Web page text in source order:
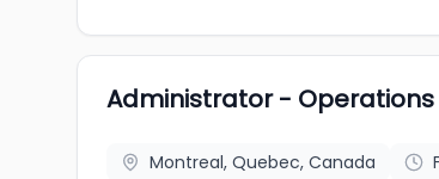
Administrator - Operations
Montreal, Quebec, Canada